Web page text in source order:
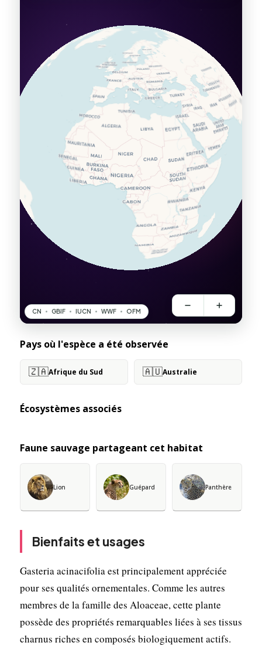
Pays où l'espèce a été observée
🇿🇦Afrique du Sud 🇦🇺Australie
Écosystèmes associés
Faune sauvage partageant cet habitat
Lion Guépard Panthère
Bienfaits et usages
Gasteria acinacifolia est principalement appréciée
pour ses qualités ornementales. Comme les autres
membres de la famille des Aloaceae, cette plante
possède des propriétés remarquables liées à ses tissus
charnus riches en composés biologiquement actifs.